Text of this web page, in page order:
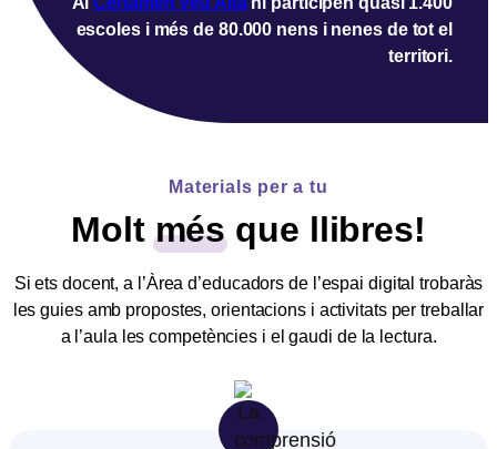
escoles i més de 80.000 nens i nenes de tot el
territori.
Materials per a tu
Moltmésque llibres!
Si ets docent, a l’Àrea d’educadors de l’espai digital trobaràs
les guies amb propostes, orientacions i activitats per treballar
a l’aula les competències i el gaudi de la lectura.